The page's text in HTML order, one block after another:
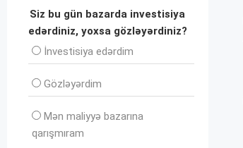
Siz bu gün bazarda investisiya
edərdiniz, yoxsa gözləyərdiniz?
İnvеstisiya edərdim
Gözləyərdim
Mən maliyyə bazarına
qarışmıram